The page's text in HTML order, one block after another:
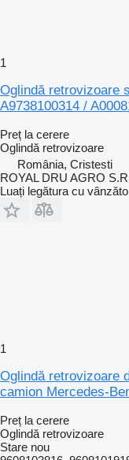
1
Oglindă retrovizoare
A9738100314 /
Preț la cerere
Oglindă retrovizoare
România, Cristesti
ROYAL DRU AGRO
Luați legătura cu
1
Oglindă retrovizoare
camion Mercedes-
Preț la cerere
Oglindă retrovizoare
Stare nou